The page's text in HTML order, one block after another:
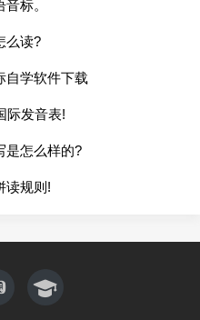
标。
么读?
自学软件下载
际发音表!
是怎么样的?
读规则!